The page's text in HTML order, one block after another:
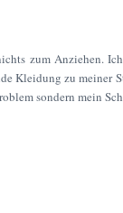
zum Anziehen.
Kleidung zu meiner
sondern mein